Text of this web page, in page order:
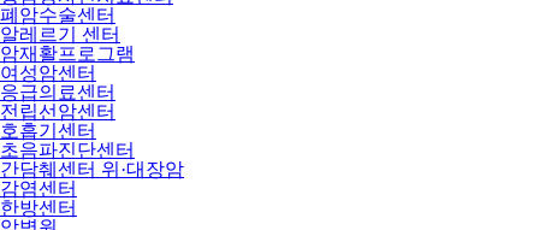
폐암수술센터
알레르기 센터
암재활프로그램
여성암센터
응급의료센터
전립선암센터
호흡기센터
초음파진단센터
간담췌센터 위·대장암
감염센터
한방센터